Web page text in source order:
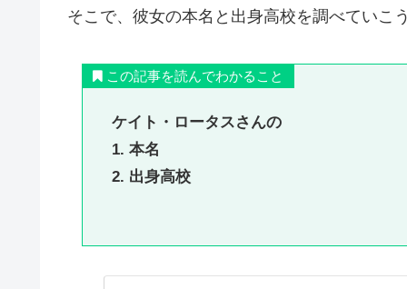
そこで、彼女の本名と出身高校を調べていこ
この記事を読んでわかること
ケイト・ロータスさんの
1. 本名
2. 出身高校